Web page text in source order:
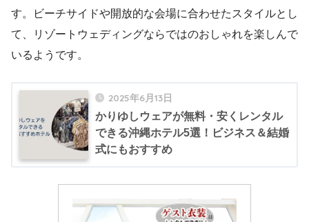
す。ビーチサイドや開放的な会場に合わせたスタイルとし
て、リゾートウェディングならではのおしゃれを楽しんで
いるようです。
2025年6月13日
かりゆしウェアが無料・安くレンタル
できる沖縄ホテル5選！ビジネス＆結婚
式にもおすすめ